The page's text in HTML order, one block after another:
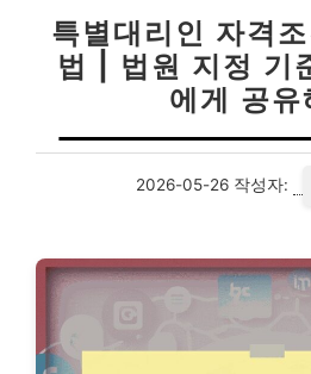
특별대리인 자격
법 | 법원 지정 기
에게 공유
2026-05-26 작성자: